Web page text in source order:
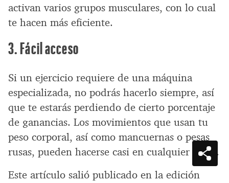
activan varios grupos musculares, con lo cual
te hacen más eficiente.
3. Fácil acceso
Si un ejercicio requiere de una máquina
especializada, no podrás hacerlo siempre, así
que te estarás perdiendo de cierto porcentaje
de ganancias. Los movimientos que usan tu
peso corporal, así como mancuernas o pesas
rusas, pueden hacerse casi en cualquier parte.
Este artículo salió publicado en la edición